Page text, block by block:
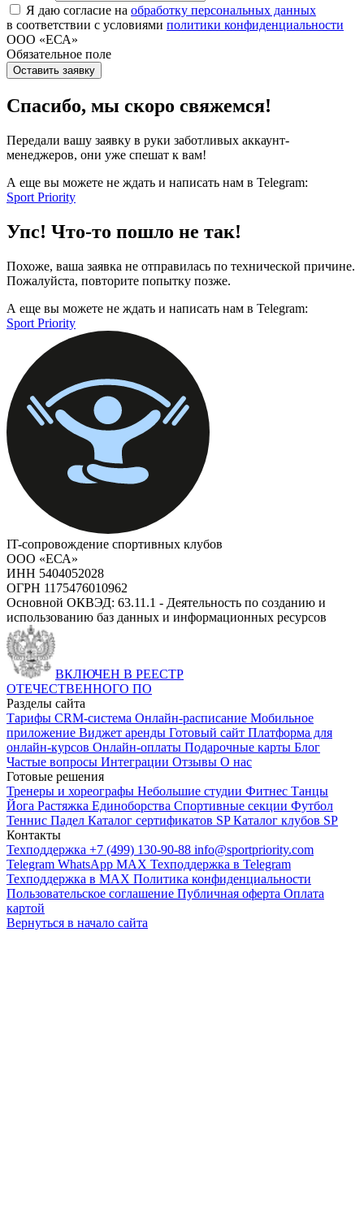
Я даю согласие на обработку персональных данных
в соответствии с условиями политики конфиденциальности
ООО «ЕСА»
Обязательное поле
Оставить заявку
Спасибо, мы скоро свяжемся!
Передали вашу заявку в руки заботливых аккаунт-
менеджеров, они уже спешат к вам!
А еще вы можете не ждать и написать нам в Telegram:
Sport Priority
Упс! Что-то пошло не так!
Похоже, ваша заявка не отправилась по технической причине.
Пожалуйста, повторите попытку позже.
А еще вы можете не ждать и написать нам в Telegram:
Sport Priority
IT-сопровождение спортивных клубов
ООО «ЕСА»
ИНН 5404052028
ОГРН 1175476010962
Основной ОКВЭД: 63.11.1 - Деятельность по созданию и
использованию баз данных и информационных ресурсов
ВКЛЮЧЕН В РЕЕСТР
ОТЕЧЕСТВЕННОГО ПО
Разделы сайта
Тарифы CRM-система Онлайн-расписание Мобильное
приложение Виджет аренды Готовый сайт Платформа для
онлайн-курсов Онлайн-оплаты Подарочные карты Блог
Частые вопросы Интеграции Отзывы О нас
Готовые решения
Тренеры и хореографы Небольшие студии Фитнес Танцы
Йога Растяжка Единоборства Спортивные секции Футбол
Теннис Падел Каталог сертификатов SPКаталог клубов SP
Контакты
Техподдержка +7 (499) 130-90-88 info@sportpriority.com
Telegram WhatsApp MAX Техподдержка в Telegram
Техподдержка в MAX Политика конфиденциальности
Пользовательское соглашение Публичная оферта Оплата
картой
Вернуться в начало сайта